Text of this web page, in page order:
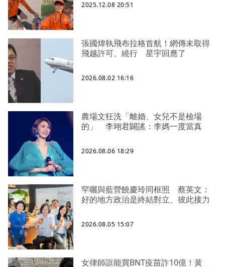
2025.12.08 20:51
張國煒執飛布拉格首航！網傳未取得
飛越許可、繞行 星宇回應了
2026.08.02 16:16
農場文狂洗「離婚、女兒不是檢場
的」 李翊君闢謠：李媽一度當真
2026.08.06 18:29
罕曬與藍營饒慶玲同框照 蔡英文：
好的地方政治是終結對立、彼此接力
2026.08.05 15:07
女律師誆能買BNT疫苗詐10億！黃